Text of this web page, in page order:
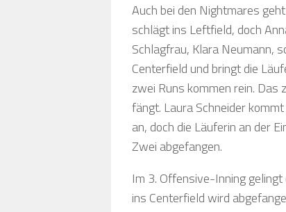
Auch bei den Nightmares
schlägt ins Leftfield, doch
Schlagfrau, Klara Neumann,
Centerfield und bringt die
zwei Runs kommen rein.
fängt. Laura Schneider
an, doch die Läuferin an der
Zwei abgefangen.
Im 3. Offensive-Inning
ins Centerfield wird